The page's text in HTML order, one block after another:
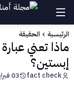
الرئيسية الحقيقة
ماذا تعني
إبستين؟
fact check 03 فبراير 2026 - 19:46